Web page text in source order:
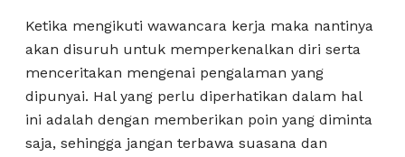
Ketika mengikuti wawancara kerja maka nantinya
akan disuruh untuk memperkenalkan diri serta
menceritakan mengenai pengalaman yang
dipunyai. Hal yang perlu diperhatikan dalam hal
ini adalah dengan memberikan poin yang diminta
saja, sehingga jangan terbawa suasana dan